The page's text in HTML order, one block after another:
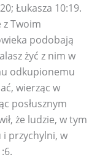
Łukasza 10:19.
z Twoim
podobają
żyć z nim w
odkupionemu
wierząc w
posłusznym
że ludzie, w tym
przychylni, w